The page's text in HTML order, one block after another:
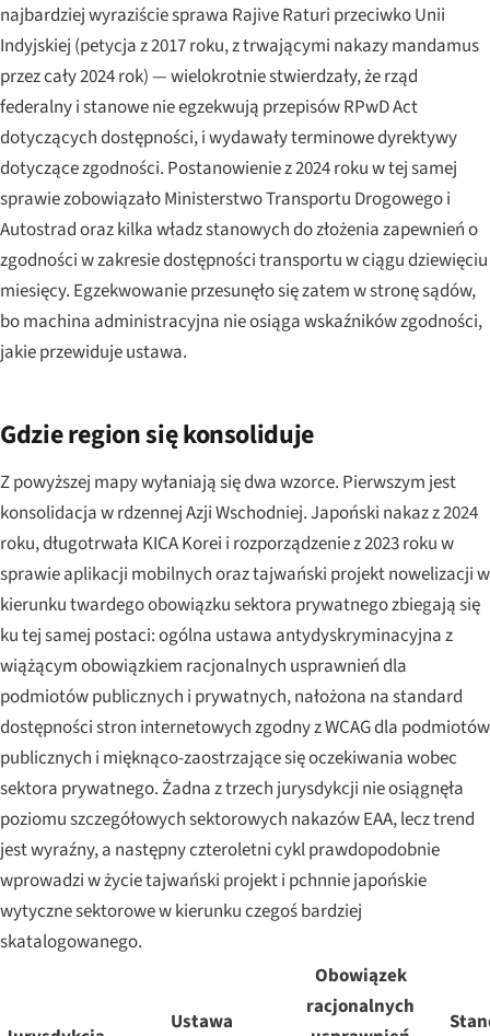
najbardziej wyraziście sprawa Rajive Raturi przeciwko Unii
Indyjskiej (petycja z 2017 roku, z trwającymi nakazy mandamus
przez cały 2024 rok) — wielokrotnie stwierdzały, że rząd
federalny i stanowe nie egzekwują przepisów RPwD Act
dotyczących dostępności, i wydawały terminowe dyrektywy
dotyczące zgodności. Postanowienie z 2024 roku w tej samej
sprawie zobowiązało Ministerstwo Transportu Drogowego i
Autostrad oraz kilka władz stanowych do złożenia zapewnień o
zgodności w zakresie dostępności transportu w ciągu dziewięciu
miesięcy. Egzekwowanie przesunęło się zatem w stronę sądów,
bo machina administracyjna nie osiąga wskaźników zgodności,
jakie przewiduje ustawa.
Gdzie region się konsoliduje
Z powyższej mapy wyłaniają się dwa wzorce. Pierwszym jest
konsolidacja w rdzennej Azji Wschodniej. Japoński nakaz z 2024
roku, długotrwała KICA Korei i rozporządzenie z 2023 roku w
sprawie aplikacji mobilnych oraz tajwański projekt nowelizacji w
kierunku twardego obowiązku sektora prywatnego zbiegają się
ku tej samej postaci: ogólna ustawa antydyskryminacyjna z
wiążącym obowiązkiem racjonalnych usprawnień dla
podmiotów publicznych i prywatnych, nałożona na standard
dostępności stron internetowych zgodny z WCAG dla podmiotów
publicznych i mięknąco-zaostrzające się oczekiwania wobec
sektora prywatnego. Żadna z trzech jurysdykcji nie osiągnęła
poziomu szczegółowych sektorowych nakazów EAA, lecz trend
jest wyraźny, a następny czteroletni cykl prawdopodobnie
wprowadzi w życie tajwański projekt i pchnnie japońskie
wytyczne sektorowe w kierunku czegoś bardziej
skatalogowanego.
Ustawa
Obowiązek
racjonalnych